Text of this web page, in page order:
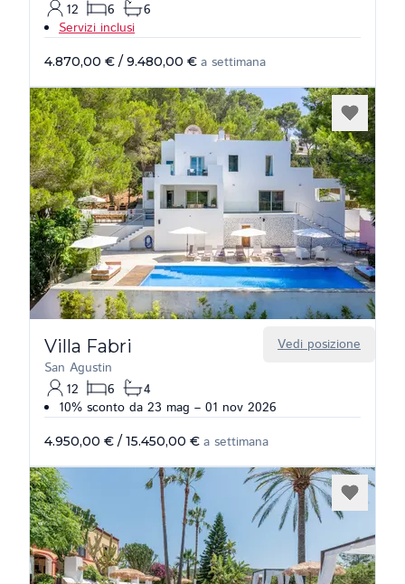
12
6
6
Servizi inclusi
4.870,00 € / 9.480,00 € a settimana
Vedi posizione
Villa Fabri
San Agustin
12
6
4
10% sconto da 23 mag – 01 nov 2026
4.950,00 € / 15.450,00 € a settimana